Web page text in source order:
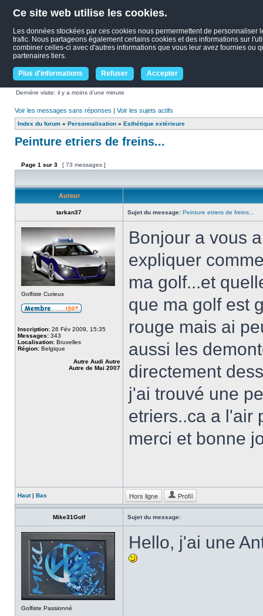
Ce site web utilise les cookies.
Les données stockées par ces cookies nous permermettent de
trafic. Nous partageons également certains cookies et des informations sur
combiner celles-ci avec d'autres informations que vous leur avez fournies ou
partenaires tiers.
Plus d'informations Refuser Accepter
Dernière visite: il y a moins d’une minute
Voir les messages sans réponses | Voir les sujets actifs
Index du forum » Personnalisation » Esthétique extérieure
Peinture etriers de freins...
Page 1 sur 3 [ 73 messages ]
Auteur
tarkan37 Sujet du message: Peinture etriers de freins...
Golfiste Curieux
Inscription: 26 Fév 2009, 15:35
Messages: 343
Localisation: Bruxelles
Région: Belgique
Autre Audi Autre
Autre de Mai 2007
Bonjour a vous
expliquer
ma golf...et
que ma golf est
rouge mais ai
aussi les
directement
j'ai trouvé une
etriers..ca a l'air
merci et bonne
Haut| Bas Hors ligne Profil
Mike31Golf Sujet du message:
Golfiste Passionné
Hello, j'ai une